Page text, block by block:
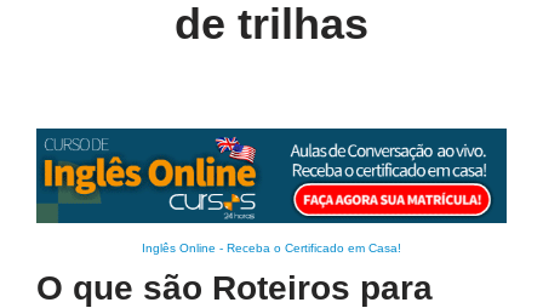
de trilhas
Inglês Online - Receba o Certificado em Casa!
O que são Roteiros para